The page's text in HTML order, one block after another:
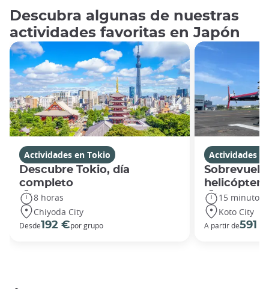
Descubra algunas de nuestras
actividades favoritas en Japón
Actividades en Tokio
Descubre Tokio, día
completo
8 horas
Chiyoda City
Desde192 €por grupo
Actividades
helicóptero
15 minutos
Koto City
A partir de591 €